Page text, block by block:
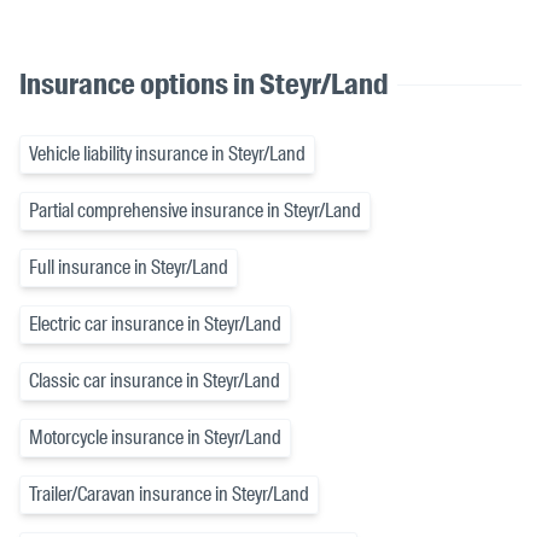
Insurance options in Steyr/Land
Vehicle liability insurance in Steyr/Land
Partial comprehensive insurance in Steyr/Land
Full insurance in Steyr/Land
Electric car insurance in Steyr/Land
Classic car insurance in Steyr/Land
Motorcycle insurance in Steyr/Land
Trailer/Caravan insurance in Steyr/Land